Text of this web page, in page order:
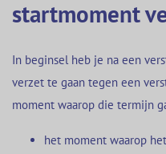
startmoment
In beginsel heb je na een
verzet te gaan tegen een
moment waarop die termijn
het moment waarop